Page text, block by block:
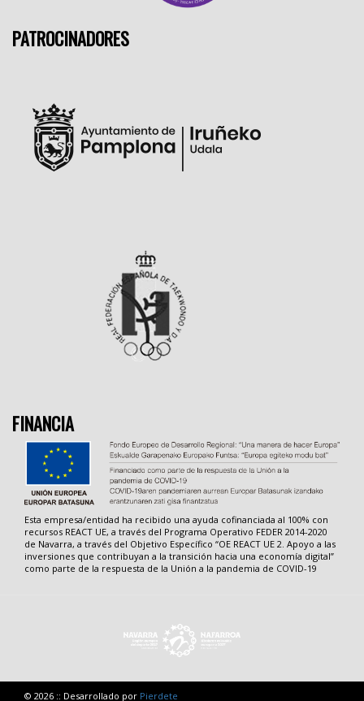
PATROCINADORES
FINANCIA
Esta empresa/entidad ha recibido una ayuda cofinanciada al 100% con
recursos REACT UE, a través del Programa Operativo FEDER 2014-2020
de Navarra, a través del Objetivo Específico “OE REACT UE 2. Apoyo a las
inversiones que contribuyan a la transición hacia una economía digital”
como parte de la respuesta de la Unión a la pandemia de COVID-19
© 2026 :: Desarrollado por Pierdete